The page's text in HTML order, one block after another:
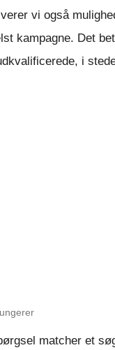
vi også
kampagne. Det
i
matcher et